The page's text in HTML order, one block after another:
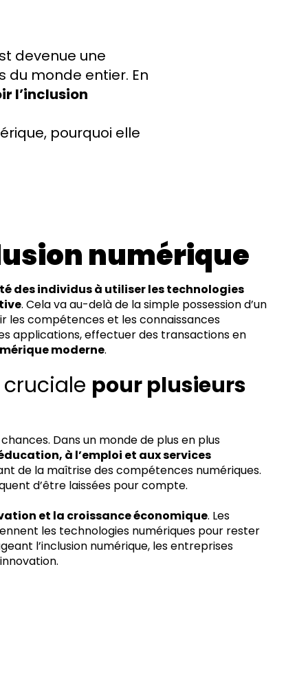
devenue une
monde entier. En
l’inclusion
pourquoi elle
numérique
des individus à utiliser les technologies
. Cela va au-delà de la simple possession d’un
les compétences et les connaissances
applications, effectuer des transactions en
moderne.
cruciale pour plusieurs
Dans un monde de plus en plus
à l’emploi et aux services
de la maîtrise des compétences numériques.
d’être laissées pour compte.
et la croissance économique. Les
les technologies numériques pour rester
l’inclusion numérique, les entreprises